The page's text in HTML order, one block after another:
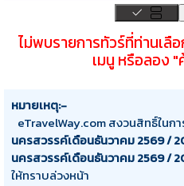
ไม่พบรายการทัวร์ที่ท่านเลื
เมนู หรือลอง
หมายเหตุ:-
eTravelWay.com สงวนสิทธิ์ในก
นครสวรรค์เดือนธันวาคม 2569 /
นครสวรรค์เดือนธันวาคม 2569 /
ให้ทราบล่วงหน้า